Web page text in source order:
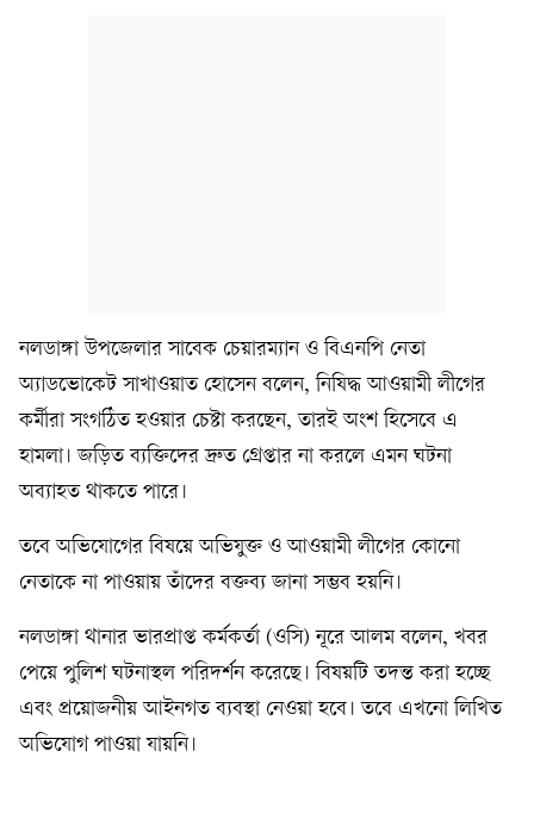
নলডাঙ্গা উপজেলার সাবেক চেয়ারম্যান ও বিএনপি নেতা
অ্যাডভোকেট সাখাওয়াত হোসেন বলেন, নিষিদ্ধ আওয়ামী লীগের
কর্মীরা সংগঠিত হওয়ার চেষ্টা করছেন, তারই অংশ হিসেবে এ
হামলা। জড়িত ব্যক্তিদের দ্রুত গ্রেপ্তার না করলে এমন ঘটনা
অব্যাহত থাকতে পারে।
তবে অভিযোগের বিষয়ে অভিযুক্ত ও আওয়ামী লীগের কোনো
নেতাকে না পাওয়ায় তাঁদের বক্তব্য জানা সম্ভব হয়নি।
নলডাঙ্গা থানার ভারপ্রাপ্ত কর্মকর্তা (ওসি) নূরে আলম বলেন, খবর
পেয়ে পুলিশ ঘটনাস্থল পরিদর্শন করেছে। বিষয়টি তদন্ত করা হচ্ছে
এবং প্রয়োজনীয় আইনগত ব্যবস্থা নেওয়া হবে। তবে এখনো লিখিত
অভিযোগ পাওয়া যায়নি।